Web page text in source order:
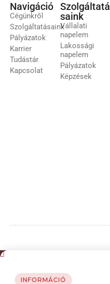
Navigáció
Cégünkről
Szolgáltatásaink
Pályázatok
Karrier
Tudástár
Kapcsolat
Szolgáltatá
saink
Vállalati
napelem
Lakossági
napelem
Pályázatok
Képzések
INFORMÁCIÓ